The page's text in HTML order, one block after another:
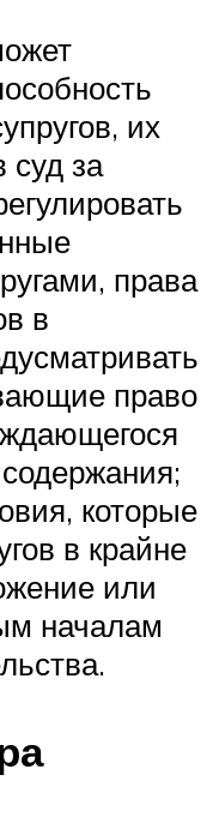
их
суд за
права
в
право
которые
в крайне
или
началам